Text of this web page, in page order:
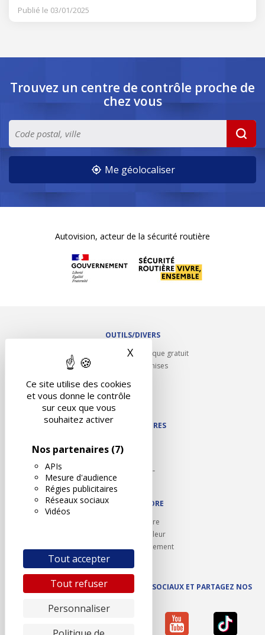
Ce site utilise des cookies
et vous donne le contrôle
sur ceux que vous
souhaitez activer
Nos partenaires (7)
APIs
Mesure d'audience
Régies publicitaires
Réseaux sociaux
Vidéos
Tout accepter
Tout refuser
Personnaliser
X Masquer le bandeau des
Publié le 03/01/2025
Trouvez un centre de contrôle proche de
chez vous
Me géolocaliser
Autovision, acteur de la sécurité routière
OUTILS/DIVERS
Rappel contrôle technique gratuit
Partenariats/Remises
Contact
NOS PARTENAIRES
Autodidact
Karoil
Autovision PL
Motovision
NOUS REJOINDRE
Ouvrir un centre
Devenez contrôleur
Carrières et recrutement
SUIVEZ AUTOVISION SUR LES RÉSEAUX SOCIAUX ET PARTAGEZ NOS